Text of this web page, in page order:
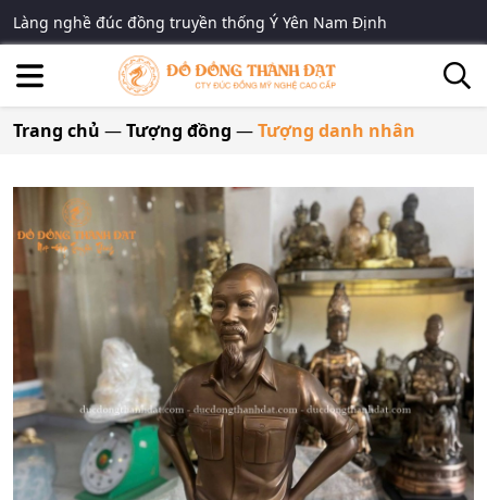
Làng nghề đúc đồng truyền thống Ý Yên Nam Định
Trang chủ —Tượng đồng —Tượng danh nhân